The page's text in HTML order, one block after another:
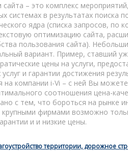
сайта – это комплекс
системах в результатах
ядра (списка запросов, по
оптимизацию сайта,
пользования сайта).
вариант. Пример, ставший
цены на услуги,
и гарантии достижения
на компании i-Vi – с ней Вы
соотношения цена-
с тем, что бороться на рынке
фирмами возможно
и и низкие цены.
территории, дорожное